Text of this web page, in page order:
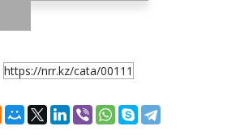
https://nrr.kz/cata/00111